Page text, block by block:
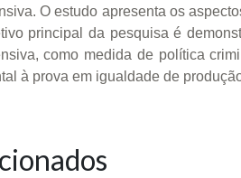
O estudo apresenta os
principal da pesquisa é
como medida de política
à prova em igualdade de